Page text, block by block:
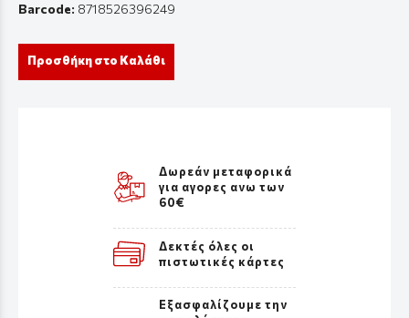
Barcode: 8718526396249
Προσθήκη στο Καλάθι
Δωρεάν μεταφορικά
για αγορες ανω των
60€
Δεκτές όλες οι
πιστωτικές κάρτες
Εξασφαλίζουμε την